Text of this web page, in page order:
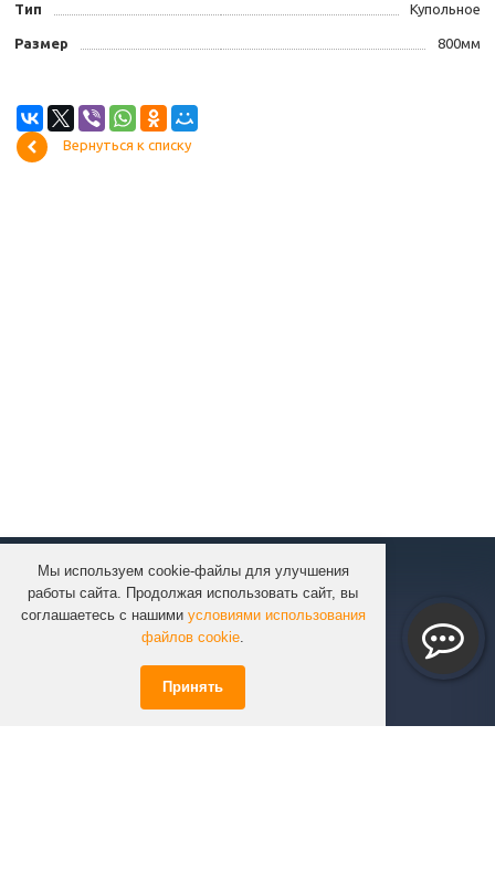
Мы используем cookie-файлы для улучшения
работы сайта. Продолжая использовать сайт, вы
соглашаетесь с нашими условиями использования
файлов cookie.
Принять
Тип Купольное
Размер 800мм
Вернуться к списку
КОМПАНИЯ
КАТАЛОГ
УСЛУГИ
ИНФОРМАЦИЯ